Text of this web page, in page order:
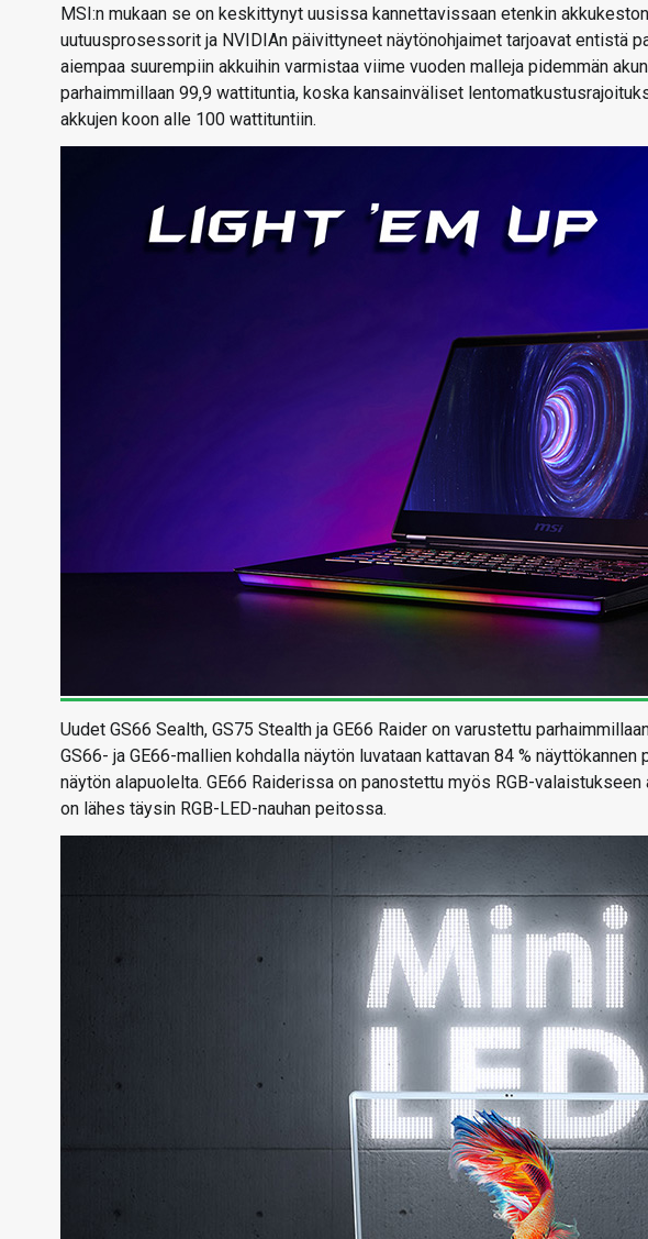
MSI:n mukaan se on keskittynyt uusissa kannettavissaan etenkin
uutuusprosessorit ja NVIDIAn päivittyneet näytönohjaimet tarjoavat entistä
aiempaa suurempiin akkuihin varmistaa viime vuoden malleja pidemmän
parhaimmillaan 99,9 wattituntia, koska kansainväliset
akkujen koon alle 100 wattituntiin.
Uudet GS66 Sealth, GS75 Stealth ja GE66 Raider on varustettu
GS66- ja GE66-mallien kohdalla näytön luvataan kattavan 84 %
näytön alapuolelta. GE66 Raiderissa on panostettu myös RGB-
on lähes täysin RGB-LED-nauhan peitossa.